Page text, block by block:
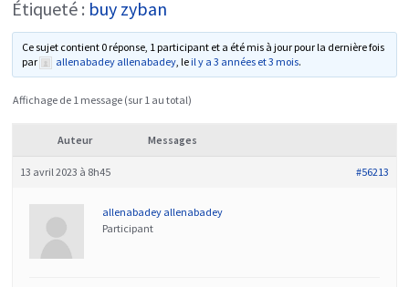
Étiqueté : buy zyban
Ce sujet contient 0 réponse, 1 participant et a été mis à jour pour la dernière fois
par
allenabadey allenabadey, le il y a 3 années et 3 mois.
Affichage de 1 message (sur 1 au total)
Auteur Messages
13 avril 2023 à 8h45 #56213
allenabadey allenabadey
Participant